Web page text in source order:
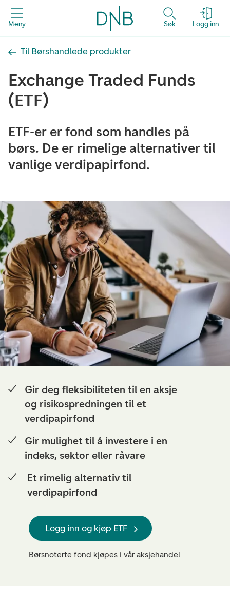
Meny Søk Logg inn
Til Børshandlede produkter
Exchange Traded Funds
(ETF)
ETF-er er fond som handles på
børs. De er rimelige alternativer til
vanlige verdipapirfond.
Gir deg fleksibiliteten til en aksje
og risikospredningen til et
verdipapirfond
Gir mulighet til å investere i en
indeks, sektor eller råvare
Et rimelig alternativ til
verdipapirfond
Logg inn og kjøp ETF
Børsnoterte fond kjøpes i vår aksjehandel